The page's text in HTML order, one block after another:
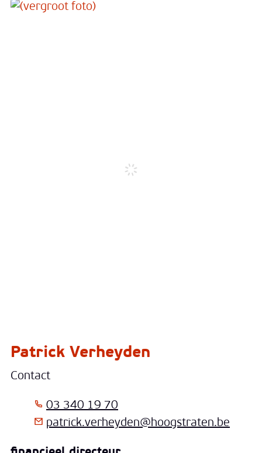
Patrick Verheyden
Contact
03 340 19 70
E-mailpatrick.verheyden@hoogstraten.be
Functies